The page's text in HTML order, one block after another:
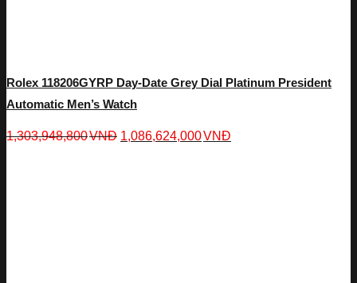
Rolex 118206GYRP Day-Date Grey Dial Platinum President
Automatic Men’s Watch
1,303,948,800VNĐ 1,086,624,000VNĐ